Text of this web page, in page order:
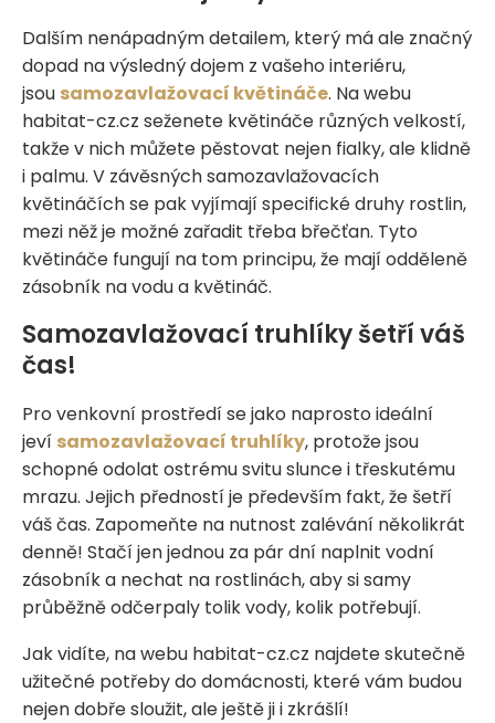
Dalším nenápadným detailem, který má ale značný
dopad na výsledný dojem z vašeho interiéru,
jsou samozavlažovací květináče. Na webu
habitat-cz.cz seženete květináče různých velkostí,
takže v nich můžete pěstovat nejen fialky, ale klidně
i palmu. V závěsných samozavlažovacích
květináčích se pak vyjímají specifické druhy rostlin,
mezi něž je možné zařadit třeba břečťan. Tyto
květináče fungují na tom principu, že mají odděleně
zásobník na vodu a květináč.
Samozavlažovací truhlíky šetří váš
čas!
Pro venkovní prostředí se jako naprosto ideální
jeví samozavlažovací truhlíky, protože jsou
schopné odolat ostrému svitu slunce i třeskutému
mrazu. Jejich předností je především fakt, že šetří
váš čas. Zapomeňte na nutnost zalévání několikrát
denně! Stačí jen jednou za pár dní naplnit vodní
zásobník a nechat na rostlinách, aby si samy
průběžně odčerpaly tolik vody, kolik potřebují.
Jak vidíte, na webu habitat-cz.cz najdete skutečně
užitečné potřeby do domácnosti, které vám budou
nejen dobře sloužit, ale ještě ji i zkrášlí!